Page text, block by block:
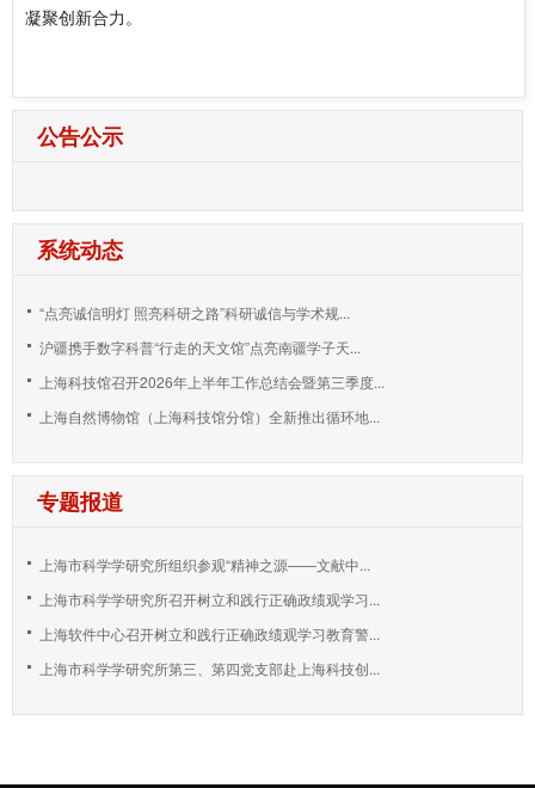
凝聚创新合力。
公告公示
系统动态
“点亮诚信明灯 照亮科研之路”科研诚信与学术规...
沪疆携手数字科普“行走的天文馆”点亮南疆学子天...
上海科技馆召开2026年上半年工作总结会暨第三季度...
上海自然博物馆（上海科技馆分馆）全新推出循环地...
专题报道
上海市科学学研究所组织参观“精神之源——文献中...
上海市科学学研究所召开树立和践行正确政绩观学习...
上海软件中心召开树立和践行正确政绩观学习教育警...
上海市科学学研究所第三、第四党支部赴上海科技创...